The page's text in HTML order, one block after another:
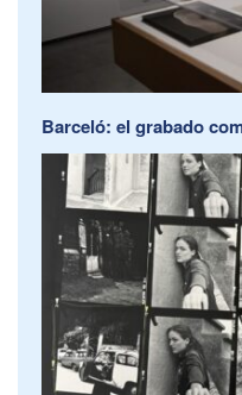
Barceló: el grabado